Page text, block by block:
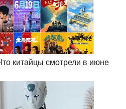
китайцы смотрели в июне